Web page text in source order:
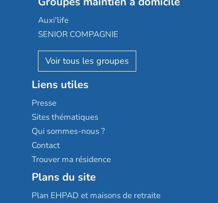
Occitalia
Appartseniors
Reseda
Stella management
Les villages d'or
Sérénys
Résidences services Villa Médicis
Groupe SOS
Le Noble Âge
Almage
Résidalya
Groupe aplus
Auxi'life
SENIOR COMPAGNIE
AGE D'OR Services
Liens utiles
Presse
Sites thématiques
Qui sommes-nous ?
Contact
Trouver ma résidence
Plans du site
Plan EHPAD et maisons de retraite